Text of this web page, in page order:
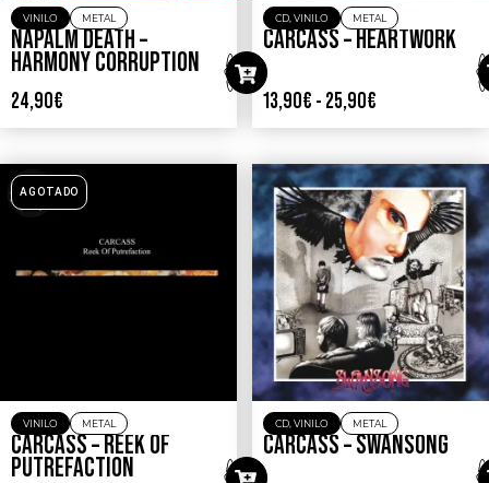
VINILO METAL
NAPALM DEATH –
HARMONY CORRUPTION
24,90€
CD, VINILO METAL
CARCASS – HEARTWORK
13,90€ - 25,90€
AGOTADO
VINILO METAL
CARCASS – REEK OF
PUTREFACTION
CD, VINILO METAL
CARCASS – SWANSONG